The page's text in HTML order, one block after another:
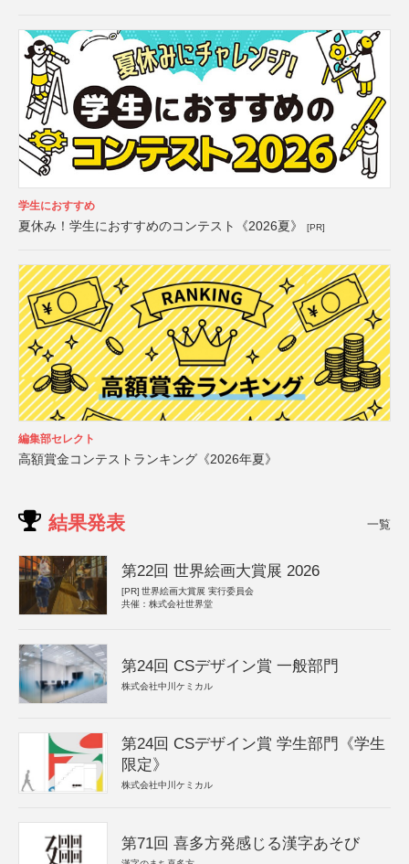
学生におすすめ
夏休み！学生におすすめのコンテスト《2026夏》 [PR]
編集部セレクト
高額賞金コンテストランキング《2026年夏》
結果発表 一覧
第22回 世界絵画大賞展 2026
[PR] 世界絵画大賞展 実行委員会
共催：株式会社世界堂
第24回 CSデザイン賞 一般部門
株式会社中川ケミカル
第24回 CSデザイン賞 学生部門《学生
限定》
株式会社中川ケミカル
第71回 喜多方発感じる漢字あそび